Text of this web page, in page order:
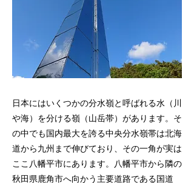
日本にはいくつかの分水嶺と呼ばれる水（川
や海）を分ける嶺（山岳帯）があります。そ
の中でも国内最大を誇る中央分水嶺帯は北海
道から九州まで伸びており、その一角が実は
ここ八幡平市にあります。八幡平市から隣の
秋田県鹿角市へ向かう主要道路である国道